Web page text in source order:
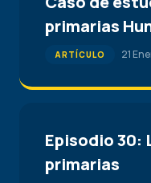
primarias
ARTÍCULO 21
Episodio 30:
primarias